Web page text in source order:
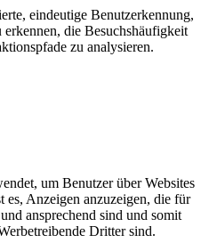
eindeutige Benutzerkennung,
die Besuchshäufigkeit
zu analysieren.
um Benutzer über Websites
Anzeigen anzuzeigen, die für
ansprechend sind und somit
Dritter sind.